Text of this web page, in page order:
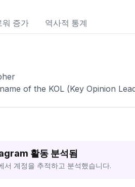
워 증가 역사적 통계
of the KOL (Key Opinion
활동 분석됨
서 계정을 추적하고 분석했습니다.